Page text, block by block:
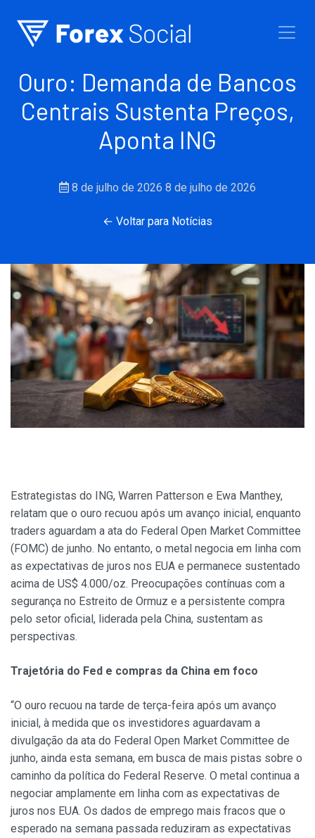
Ouro: Demanda de Bancos
Centrais Sustenta Preços,
Aponta ING
8 de julho de 2026 8 de julho de 2026
← Voltar para Notícias
Estrategistas do ING, Warren Patterson e Ewa Manthey,
relatam que o ouro recuou após um avanço inicial, enquanto
traders aguardam a ata do Federal Open Market Committee
(FOMC) de junho. No entanto, o metal negocia em linha com
as expectativas de juros nos EUA e permanece sustentado
acima de US$ 4.000/oz. Preocupações contínuas com a
segurança no Estreito de Ormuz e a persistente compra
pelo setor oficial, liderada pela China, sustentam as
perspectivas.
Trajetória do Fed e compras da China em foco
“O ouro recuou na tarde de terça-feira após um avanço
inicial, à medida que os investidores aguardavam a
divulgação da ata do Federal Open Market Committee de
junho, ainda esta semana, em busca de mais pistas sobre o
caminho da política do Federal Reserve. O metal continua a
negociar amplamente em linha com as expectativas de
juros nos EUA. Os dados de emprego mais fracos que o
esperado na semana passada reduziram as expectativas